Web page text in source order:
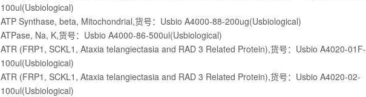
100ul(Usbiological)
ATP Synthase, beta, Mitochondrial,货号：Usbio A4000-88-200ug(Usbiological)
ATPase, Na, K,货号：Usbio A4000-86-500ul(Usbiological)
ATR (FRP1, SCKL1, Ataxia telangiectasia and RAD 3 Related Protein),货号：Usbio A4020-01F-
100ul(Usbiological)
ATR (FRP1, SCKL1, Ataxia telangiectasia and RAD 3 Related Protein),货号：Usbio A4020-02-
100ul(Usbiological)